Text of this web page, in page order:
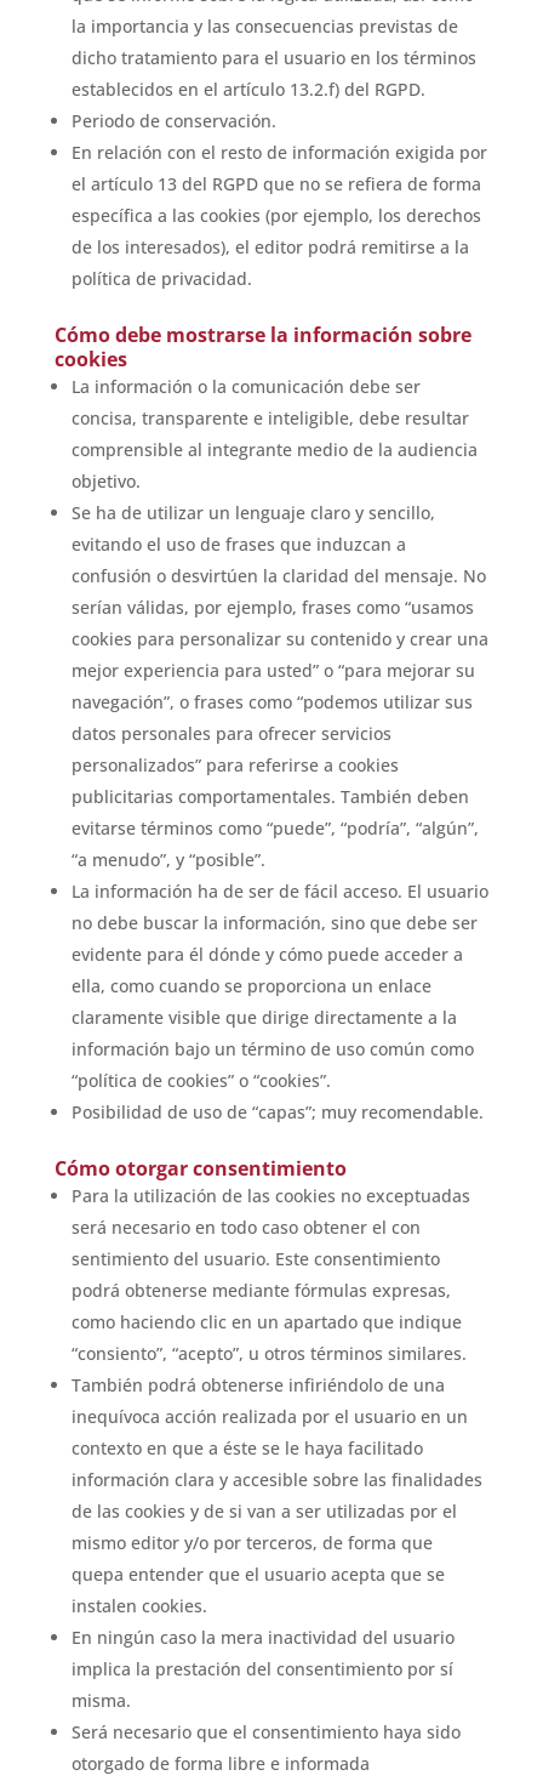
la importancia y las consecuencias previstas de
dicho tratamiento para el usuario en los términos
establecidos en el artículo 13.2.f) del RGPD.
Periodo de conservación.
En relación con el resto de información exigida por
el artículo 13 del RGPD que no se refiera de forma
específica a las cookies (por ejemplo, los derechos
de los interesados), el editor podrá remitirse a la
política de privacidad.
Cómo debe mostrarse la información sobre
cookies
La información o la comunicación debe ser
concisa, transparente e inteligible, debe resultar
comprensible al integrante medio de la audiencia
objetivo.
Se ha de utilizar un lenguaje claro y sencillo,
evitando el uso de frases que induzcan a
confusión o desvirtúen la claridad del mensaje. No
serían válidas, por ejemplo, frases como “usamos
cookies para personalizar su contenido y crear una
mejor experiencia para usted” o “para mejorar su
navegación”, o frases como “podemos utilizar sus
datos personales para ofrecer servicios
personalizados” para referirse a cookies
publicitarias comportamentales. También deben
evitarse términos como “puede”, “podría”, “algún”,
“a menudo”, y “posible”.
La información ha de ser de fácil acceso. El usuario
no debe buscar la información, sino que debe ser
evidente para él dónde y cómo puede acceder a
ella, como cuando se proporciona un enlace
claramente visible que dirige directamente a la
información bajo un término de uso común como
“política de cookies” o “cookies”.
Posibilidad de uso de “capas”; muy recomendable.
Cómo otorgar consentimiento
Para la utilización de las cookies no exceptuadas
será necesario en todo caso obtener el con
sentimiento del usuario. Este consentimiento
podrá obtenerse mediante fórmulas expresas,
como haciendo clic en un apartado que indique
“consiento”, “acepto”, u otros términos similares.
También podrá obtenerse infiriéndolo de una
inequívoca acción realizada por el usuario en un
contexto en que a éste se le haya facilitado
información clara y accesible sobre las finalidades
de las cookies y de si van a ser utilizadas por el
mismo editor y/o por terceros, de forma que
quepa entender que el usuario acepta que se
instalen cookies.
En ningún caso la mera inactividad del usuario
implica la prestación del consentimiento por sí
misma.
Será necesario que el consentimiento haya sido
otorgado de forma libre e informada